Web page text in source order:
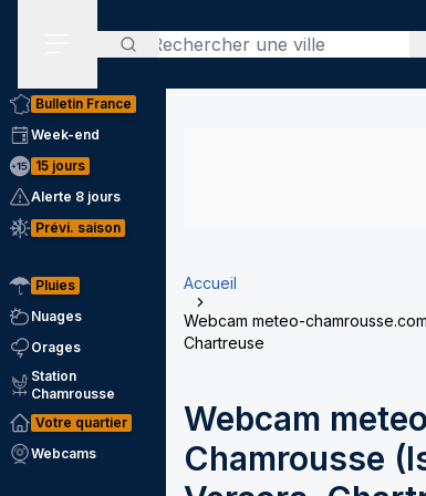
Rechercher
Bulletin France
Week-end
15 jours
Alerte 8 jours
Prévi. saison
Pluies
Nuages
Orages
Station
Chamrousse
Votre quartier
Webcams
Accueil
Webcam meteo-
Chartreuse
Webcam
Chamrousse